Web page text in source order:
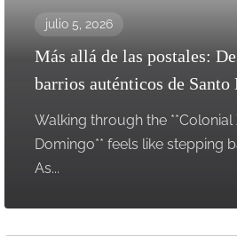
julio 5, 2026
Más allá de las postales:
barrios auténticos de
Walking through the **Colonial
Domingo** feels like stepping
As...